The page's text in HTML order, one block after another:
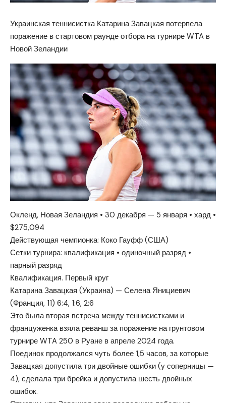
Украинская теннисистка Катарина Завацкая потерпела
поражение в стартовом раунде отбора на турнире WTA в
Новой Зеландии
Окленд, Новая Зеландия • 30 декабря — 5 января • хард •
$275,094
Действующая чемпионка: Коко Гауфф (США)
Сетки турнира: квалификация • одиночный разряд •
парный разряд
Квалификация. Первый круг
Катарина Завацкая (Украина) — Селена Янициевич
(Франция, 11) 6:4, 1:6, 2:6
Это была вторая встреча между теннисистками и
француженка взяла реванш за поражение на грунтовом
турнире WTA 250 в Руане в апреле 2024 года.
Поединок продолжался чуть более 1,5 часов, за которые
Завацкая допустила три двойные ошибки (у соперницы —
4), сделала три брейка и допустила шесть двойных
ошибок.